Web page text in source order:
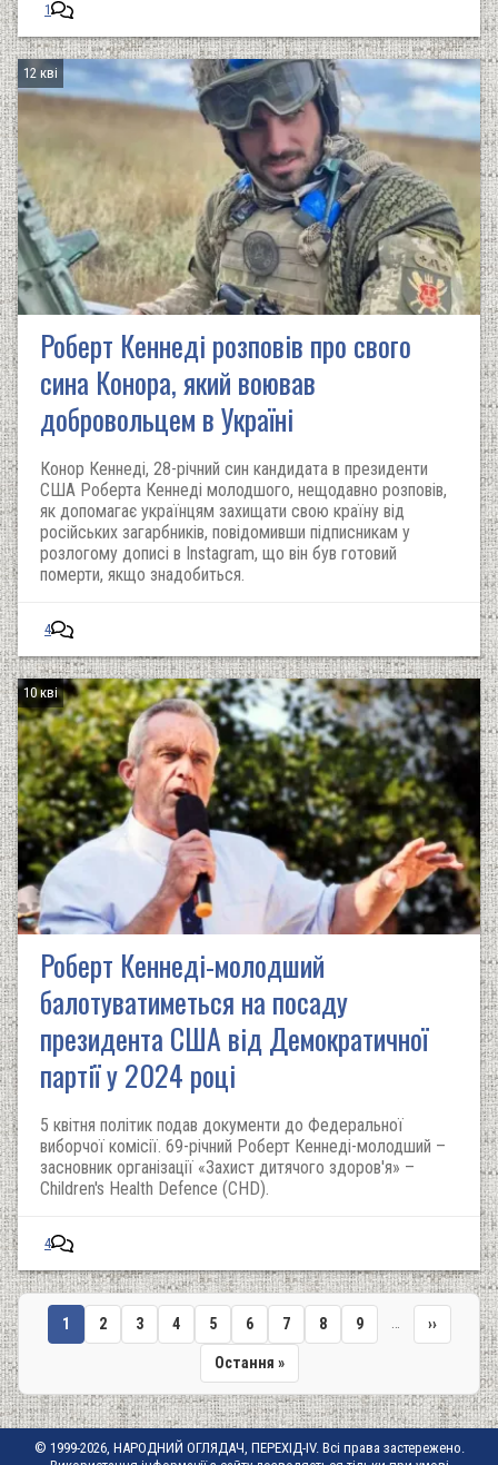
1
12 кві
Роберт Кеннеді розповів про свого
сина Конора, який воював
добровольцем в Україні
Конор Кеннеді, 28-річний син кандидата в президенти
США Роберта Кеннеді молодшого, нещодавно розповів,
як допомагає українцям захищати свою країну від
російських загарбників, повідомивши підписникам у
розлогому дописі в Instagram, що він був готовий
померти, якщо знадобиться.
4
10 кві
Роберт Кеннеді-молодший
балотуватиметься на посаду
президента США від Демократичної
партії у 2024 році
5 квітня політик подав документи до Федеральної
виборчої комісії. 69-річний Роберт Кеннеді-молодший –
засновник організації «Захист дитячого здоров'я» –
Children's Health Defence (CHD).
4
Розбивка
на
сторінки
Поточна
сторінка
1 Сторінка
2 Сторінка
3 Сторінка
4 Сторінка
5 Сторінка
6 Сторінка
7 Сторінка
8 Сторінка
9
Наступна
сторінка
››
Остання
сторінка
Остання »
© 1999-2026, НАРОДНИЙ ОГЛЯДАЧ, ПЕРЕХІД-IV. Всі права застережено.